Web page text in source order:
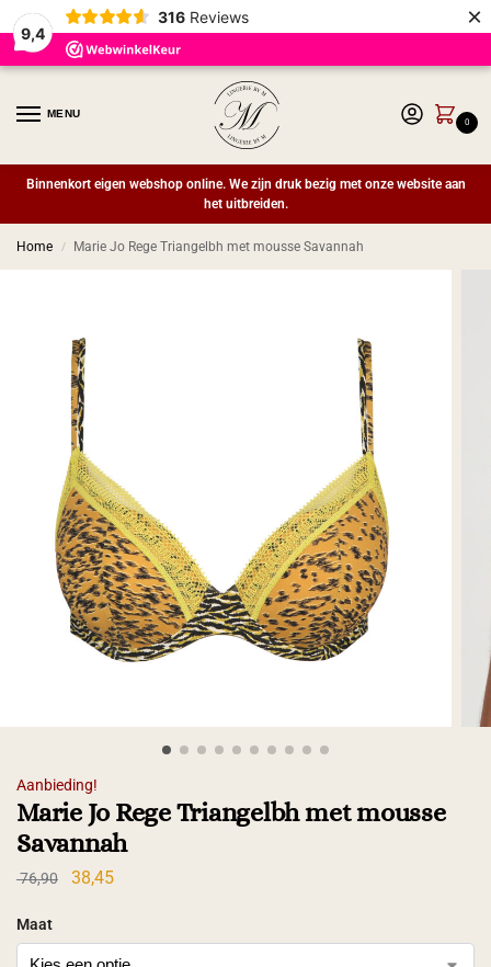
9,4
316 Reviews ×
MENU
0
Binnenkort eigen webshop online. We zijn druk bezig met onze website aan
het uitbreiden.
Home / Marie Jo Rege Triangelbh met mousse Savannah
Aanbieding!
Marie Jo Rege Triangelbh met mousse
Savannah
76,90 38,45
Maat